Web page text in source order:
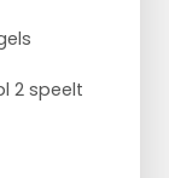
2 speelt